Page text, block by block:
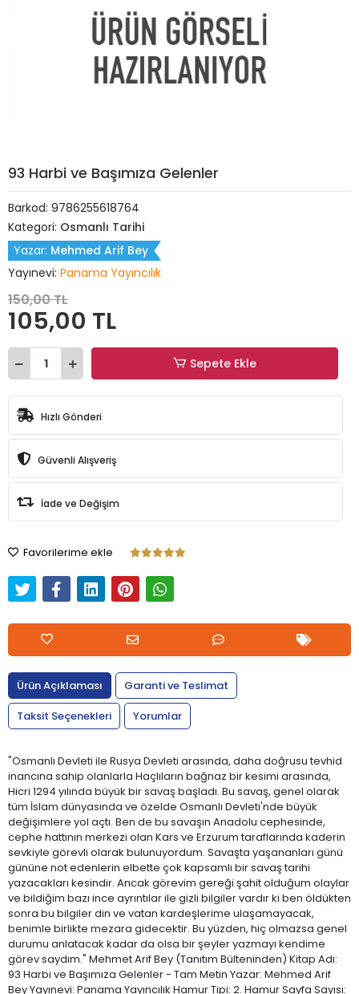
93 Harbi ve Başımıza Gelenler
Barkod: 9786255618764
Kategori: Osmanlı Tarihi
Yazar: Mehmed Arif Bey
Yayınevi: Panama Yayıncılık
150,00 TL
105,00 TL
Sepete Ekle
Hızlı Gönderi
Güvenli Alışveriş
İade ve Değişim
Favorilerime ekle
Ürün Açıklaması
Garanti ve Teslimat
Taksit Seçenekleri
Yorumlar
"Osmanlı Devleti ile Rusya Devleti arasında, daha doğrusu tevhid
inancına sahip olanlarla Haçlıların bağnaz bir kesimi arasında,
Hicri 1294 yılında büyük bir savaş başladı. Bu savaş, genel olarak
tüm İslam dünyasında ve özelde Osmanlı Devleti'nde büyük
değişimlere yol açtı. Ben de bu savaşın Anadolu cephesinde,
cephe hattının merkezi olan Kars ve Erzurum taraflarında kaderin
sevkiyle görevli olarak bulunuyordum. Savaşta yaşananları günü
gününe not edenlerin elbette çok kapsamlı bir savaş tarihi
yazacakları kesindir. Ancak görevim gereği şahit olduğum olaylar
ve bildiğim bazı ince ayrıntılar ile gizli bilgiler vardır ki ben öldükten
sonra bu bilgiler din ve vatan kardeşlerime ulaşamayacak,
benimle birlikte mezara gidecektir. Bu yüzden, hiç olmazsa genel
durumu anlatacak kadar da olsa bir şeyler yazmayı kendime
görev saydım." Mehmet Arif Bey (Tanıtım Bülteninden) Kitap Adı:
93 Harbi ve Başımıza Gelenler - Tam Metin Yazar: Mehmed Arif
Bey Yayınevi: Panama Yayıncılık Hamur Tipi: 2. Hamur Sayfa Sayısı: